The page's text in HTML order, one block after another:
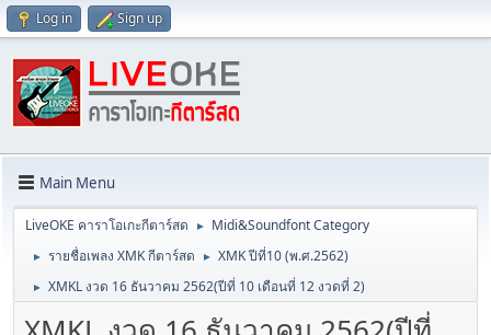
Log in Sign up
Main Menu
LiveOKE คาราโอเกะกีตาร์สด ► Midi&Soundfont Category
► รายชื่อเพลง XMK กีตาร์สด ► XMK ปีที่10 (พ.ศ.2562)
► XMKL งวด 16 ธันวาคม 2562(ปีที่ 10 เดือนที่ 12 งวดที่ 2)